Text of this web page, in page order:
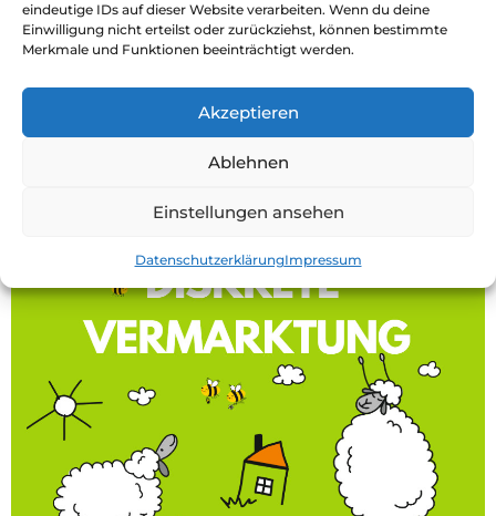
eindeutige IDs auf dieser Website verarbeiten. Wenn du deine
Einwilligung nicht erteilst oder zurückziehst, können bestimmte
Merkmale und Funktionen beeinträchtigt werden.
Akzeptieren
Ablehnen
Einstellungen ansehen
DatenschutzerklärungImpressum
Objekttyp: Halle
Baujahr: 2008
695.000,00 €